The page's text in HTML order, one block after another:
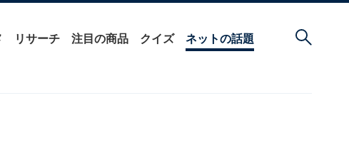
リサーチ 注目の商品 クイズ ネットの話題